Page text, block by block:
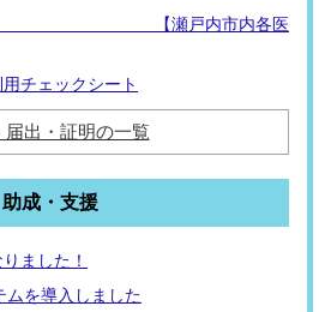
て 【瀬戸内市内各医
チェックシート
届出・証明の一覧
助成・支援
ました！
ムを導入しました